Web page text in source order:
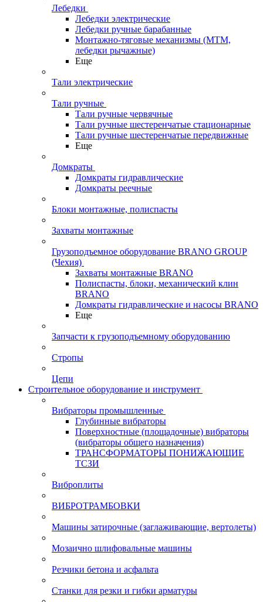
Лебедки
Лебедки электрические
Лебедки ручные барабанные
Монтажно-тяговые механизмы (МТМ,
лебедки рычажные)
Еще
Тали электрические
Тали ручные
Тали ручные червячные
Тали ручные шестеренчатые стационарные
Тали ручные шестеренчатые передвижные
Еще
Домкраты
Домкраты гидравлические
Домкраты реечные
Блоки монтажные, полиспасты
Захваты монтажные
Грузоподъемное оборудование BRANO GROUP
(Чехия)
Захваты монтажные BRANO
Полиспасты, блоки, механический клин
BRANO
Домкраты гидравлические и насосы BRANO
Еще
Запчасти к грузоподъемному оборудованию
Стропы
Цепи
Строительное оборудование и инструмент
Вибраторы промышленные
Глубинные вибраторы
Поверхностные (площадочные) вибраторы
(вибраторы общего назначения)
ТРАНСФОРМАТОРЫ ПОНИЖАЮЩИЕ
ТСЗИ
Виброплиты
ВИБРОТРАМБОВКИ
Машины затирочные (заглаживающие, вертолеты)
Мозаично шлифовальные машины
Резчики бетона и асфальта
Станки для резки и гибки арматуры